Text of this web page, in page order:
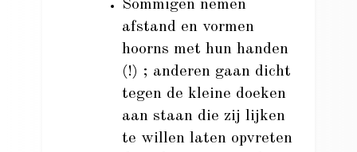
Sommigen nemen
afstand en vormen
hoorns met hun handen
(!) ; anderen gaan dicht
tegen de kleine doeken
aan staan die zij lijken
te willen laten opvreten